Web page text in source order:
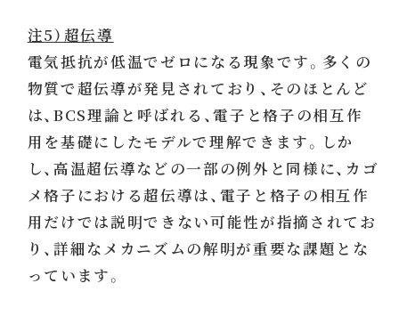
注5）超伝導
電気抵抗が低温でゼロになる現象です。多くの
物質で超伝導が発見されており、そのほとんど
は、BCS理論と呼ばれる、電子と格子の相互作
用を基礎にしたモデルで理解できます。しか
し、高温超伝導などの一部の例外と同様に、カゴ
メ格子における超伝導は、電子と格子の相互作
用だけでは説明できない可能性が指摘されてお
り、詳細なメカニズムの解明が重要な課題とな
っています。